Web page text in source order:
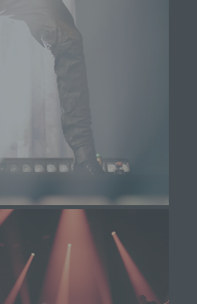
Person die Setzung von
Internetbrowser, sind
Funktionen unserer
nutzbar.
Daten und
jedem Aufruf der
Person oder ein
Reihe von allgemeinen
allgemeinen Daten und
Logfiles des Servers
können die (1)
und Versionen, (2) das
verwendete
von welcher ein
unsere Internetseite gelangt
die Unterwebseiten, welche
auf unserer Internetseite
Datum und die Uhrzeit